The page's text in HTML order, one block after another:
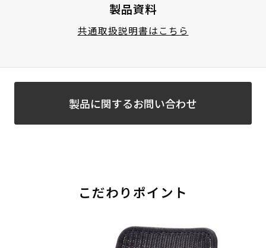
製品資料
共通取扱説明書はこちら
製品に関するお問い合わせ
こだわりポイント